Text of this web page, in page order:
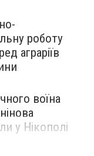
роботу
аграріїв
воїна
у Нікополі